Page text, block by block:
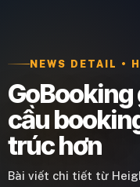
NEWS DETAIL •
cầu
trúc hơn
Bài viết chi tiết từ